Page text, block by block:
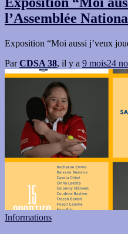
l’Assemblée
Exposition “Moi aussi j’veux
ParCDSA 38, il y a 9 mois24
Informations